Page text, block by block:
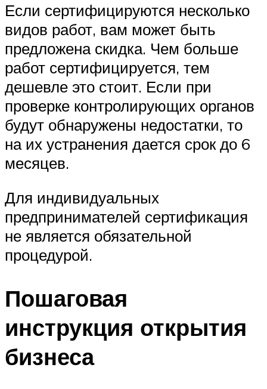
Если сертифицируются несколько
видов работ, вам может быть
предложена скидка. Чем больше
работ сертифицируется, тем
дешевле это стоит. Если при
проверке контролирующих органов
будут обнаружены недостатки, то
на их устранения дается срок до 6
месяцев.
Для индивидуальных
предпринимателей сертификация
не является обязательной
процедурой.
Пошаговая
инструкция открытия
бизнеса